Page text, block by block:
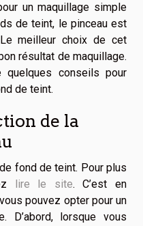
un maquillage simple
de teint, le pinceau est
meilleur choix de cet
résultat de maquillage.
quelques conseils pour
de teint.
de la
fond de teint. Pour plus
lire le site. C’est en
pouvez opter pour un
D’abord, lorsque vous